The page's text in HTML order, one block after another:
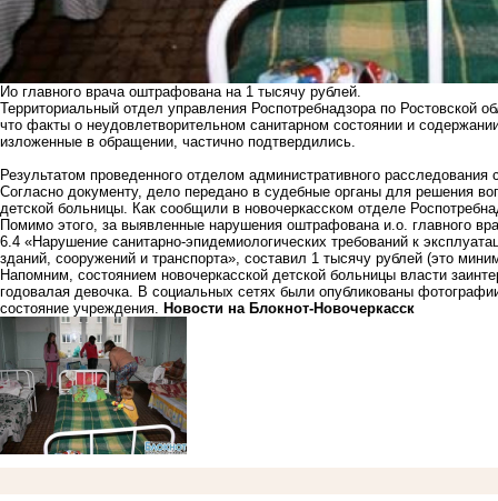
Ио главного врача оштрафована на 1 тысячу рублей.
Территориальный отдел управления Роспотребнадзора по Ростовской
что факты о неудовлетворительном санитарном состоянии и
изложенные в обращении, частично подтвердились.
Результатом проведенного отделом административного
Согласно документу, дело передано в судебные органы для решения
детской больницы. Как сообщили в новочеркасском отделе
Помимо этого, за выявленные нарушения оштрафована и.о. главного
6.4 «Нарушение санитарно-эпидемиологических требований к
зданий, сооружений и транспорта», составил 1 тысячу рублей (это
Напомним, состоянием новочеркасской детской больницы власти
годовалая девочка. В социальных сетях были опубликованы
состояние учреждения.
Новости на Блoкнoт-Новочеркасск